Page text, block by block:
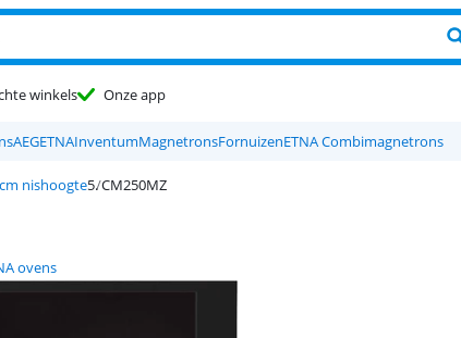
winkels Onze app
AEGETNAInventumMagnetronsFornuizenETNA Combimagnetrons
nishoogte CM250MZ
ovens